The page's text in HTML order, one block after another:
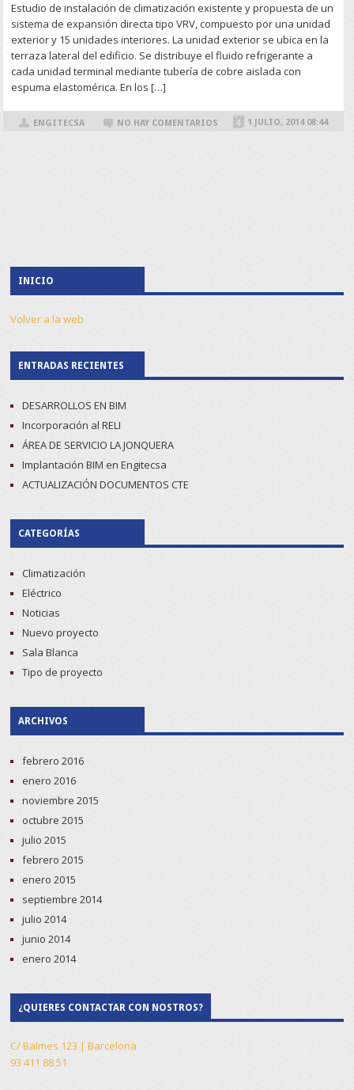
Estudio de instalación de climatización existente y propuesta de un
sistema de expansión directa tipo VRV, compuesto por una unidad
exterior y 15 unidades interiores. La unidad exterior se ubica en la
terraza lateral del edificio. Se distribuye el fluido refrigerante a
cada unidad terminal mediante tubería de cobre aislada con
espuma elastomérica. En los […]
ENGITECSA NO HAY COMENTARIOS 1 JULIO, 2014 08:44
INICIO
Volver a la web
ENTRADAS RECIENTES
DESARROLLOS EN BIM
Incorporación al RELI
ÁREA DE SERVICIO LA JONQUERA
Implantación BIM en Engitecsa
ACTUALIZACIÓN DOCUMENTOS CTE
CATEGORÍAS
Climatización
Eléctrico
Noticias
Nuevo proyecto
Sala Blanca
Tipo de proyecto
ARCHIVOS
febrero 2016
enero 2016
noviembre 2015
octubre 2015
julio 2015
febrero 2015
enero 2015
septiembre 2014
julio 2014
junio 2014
enero 2014
¿QUIERES CONTACTAR CON NOSTROS?
C/ Balmes 123 | Barcelona
93 411 88 51